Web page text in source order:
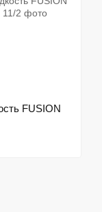
FUSION